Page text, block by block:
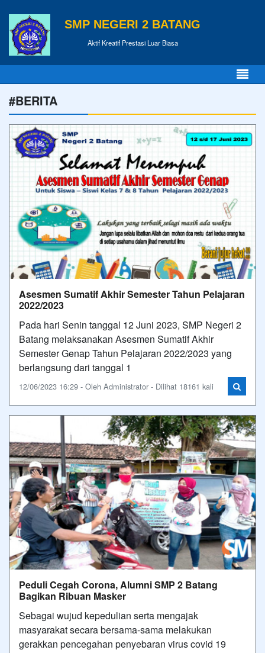
SMP NEGERI 2 BATANG
Aktif Kreatif Prestasi Luar Biasa
#BERITA
Asesmen Sumatif Akhir Semester Tahun Pelajaran
2022/2023
Pada hari Senin tanggal 12 Juni 2023, SMP Negeri 2
Batang melaksanakan Asesmen Sumatif Akhir
Semester Genap Tahun Pelajaran 2022/2023 yang
berlangsung dari tanggal 1
12/06/2023 16:29 - Oleh Administrator - Dilihat 18161 kali
Peduli Cegah Corona, Alumni SMP 2 Batang
Bagikan Ribuan Masker
Sebagai wujud kepedulian serta mengajak
masyarakat secara bersama-sama melakukan
gerakkan pencegahan penyebaran virus covid 19